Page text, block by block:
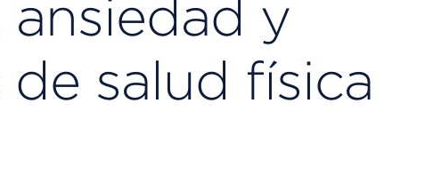
ansiedad y
salud física